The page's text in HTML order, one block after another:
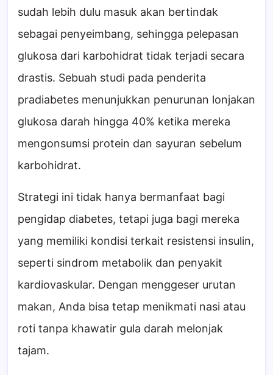
sudah lebih dulu masuk akan bertindak
sebagai penyeimbang, sehingga pelepasan
glukosa dari karbohidrat tidak terjadi secara
drastis. Sebuah studi pada penderita
pradiabetes menunjukkan penurunan lonjakan
glukosa darah hingga 40% ketika mereka
mengonsumsi protein dan sayuran sebelum
karbohidrat.
Strategi ini tidak hanya bermanfaat bagi
pengidap diabetes, tetapi juga bagi mereka
yang memiliki kondisi terkait resistensi insulin,
seperti sindrom metabolik dan penyakit
kardiovaskular. Dengan menggeser urutan
makan, Anda bisa tetap menikmati nasi atau
roti tanpa khawatir gula darah melonjak
tajam.